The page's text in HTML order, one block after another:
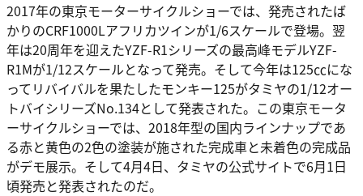
2017年の東京モーターサイクルショーでは、発売されたば
かりのCRF1000Lアフリカツインが1/6スケールで登場。翌
年は20周年を迎えたYZF-R1シリーズの最高峰モデルYZF-
R1Mが1/12スケールとなって発売。そして今年は125㏄にな
ってリバイバルを果たしたモンキー125がタミヤの1/12オー
トバイシリーズNo.134として発表された。この東京モータ
ーサイクルショーでは、2018年型の国内ラインナップであ
る赤と黄色の2色の塗装が施された完成車と未着色の完成品
がデモ展示。そして4月4日、タミヤの公式サイトで6月1日
頃発売と発表されたのだ。